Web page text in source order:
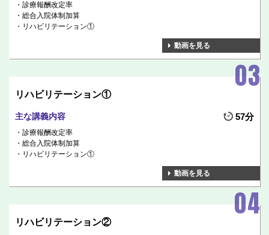
診療報酬改定率
総合入院体制加算
リハビリテーション①
動画を見る
リハビリテーション①
主な講義内容 57分
診療報酬改定率
総合入院体制加算
リハビリテーション①
動画を見る
リハビリテーション②